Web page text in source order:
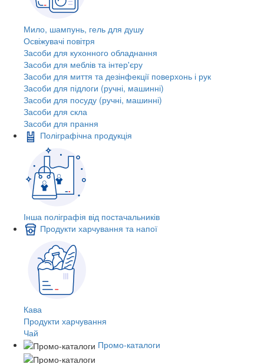
Мило, шампунь, гель для душу
Освіжувачі повітря
Засоби для кухонного обладнання
Засоби для меблів та інтер'єру
Засоби для миття та дезінфекції поверхонь і рук
Засоби для підлоги (ручні, машинні)
Засоби для посуду (ручні, машинні)
Засоби для скла
Засоби для прання
Поліграфічна продукція
Інша поліграфія від постачальників
Продукти харчування та напої
Кава
Продукти харчування
Чай
Промо-каталоги